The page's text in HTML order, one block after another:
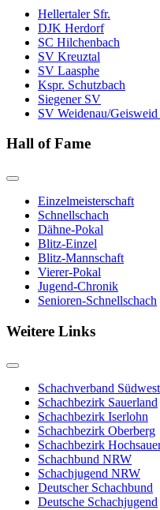
Hellertaler Sfr.
DJK Herdorf
SC Hilchenbach
SV Kreuztal
SV Laasphe
Kspr. Schutzbach
Siegener SV
SV Weidenau/Geisweid
Hall of Fame
Einzelmeisterschaft
Schnellschach
Dähne-Pokal
Blitz-Einzel
Blitz-Mannschaft
Vierer-Pokal
Jugend-Chronik
Senioren-Schnellschach
Weitere Links
Schachverband
Schachbezirk Sauerland
Schachbezirk Iserlohn
Schachbezirk Oberberg
Schachbezirk
Schachbund NRW
Schachjugend NRW
Deutscher Schachbund
Deutsche Schachjugend